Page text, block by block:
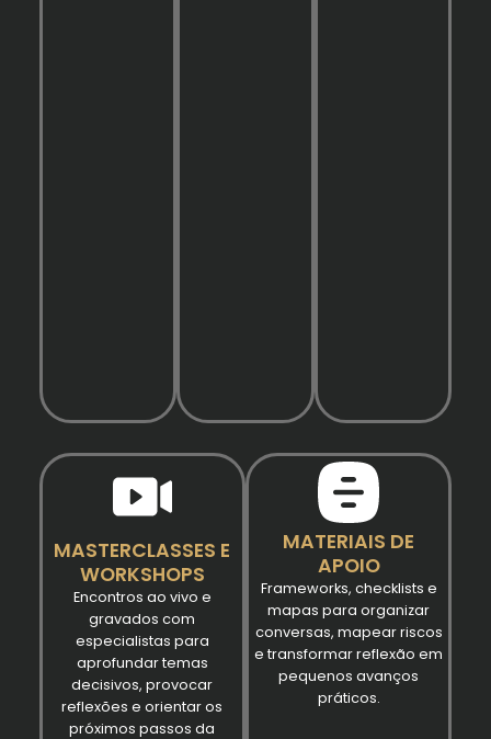
MASTERCLASSES E
WORKSHOPS
Encontros ao vivo e
gravados com
especialistas para
aprofundar temas
decisivos, provocar
reflexões e orientar os
próximos passos da
MATERIAIS DE
APOIO
Frameworks, checklists e
mapas para organizar
conversas, mapear riscos
e transformar reflexão em
pequenos avanços
práticos.